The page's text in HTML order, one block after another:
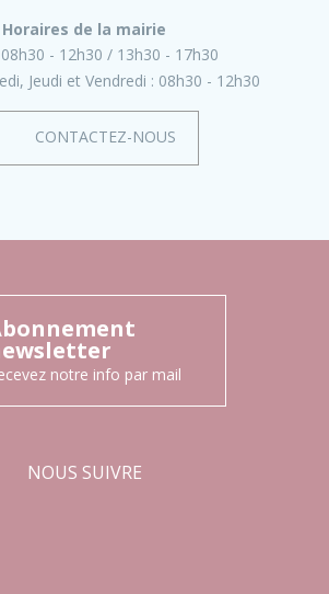
Horaires de la mairie
08h30 - 12h30
13h30 - 17h30
Jeudi et Vendredi : 08h30 - 12h30
CONTACTEZ-NOUS
notre info par mail
NOUS SUIVRE